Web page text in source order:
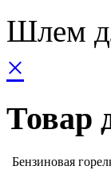
Шлем
×
Товар
Бензиновая